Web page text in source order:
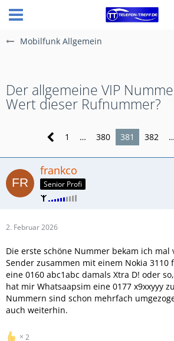
Mobilfunk Allgemein
Der allgemeine VIP
Wert dieser Rufnummer?
1 … 380 381 382 …
frankco
Senior Profi
2. Februar 2026
Die erste schöne Nummer bekam ich mal
Sender zusammen mit einem Nokia 3110
eine 0160 abc1abc damals Xtra D! oder
hat mir Whatsaapsim eine 0177 x9xxyyy
Nummern sind schon mehrfach
auch weiterhin.
2